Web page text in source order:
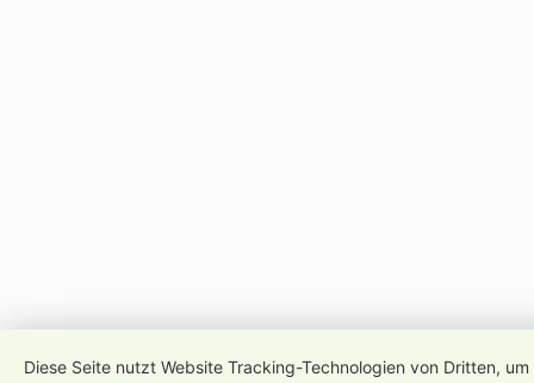
Diese Seite nutzt Website Tracking-Technologien von Dritten,